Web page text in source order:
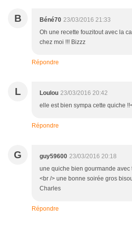
B Béné70 23/03/2016 21:33
Oh une recette fouzitout avec la
chez moi !!! Bizzz
Répondre
L Loulou 23/03/2016 20:42
elle est bien sympa cette quiche
Répondre
G guy59600 23/03/2016 20:18
une quiche bien gourmande
<br /> une bonne soirée gros
Charles
Répondre